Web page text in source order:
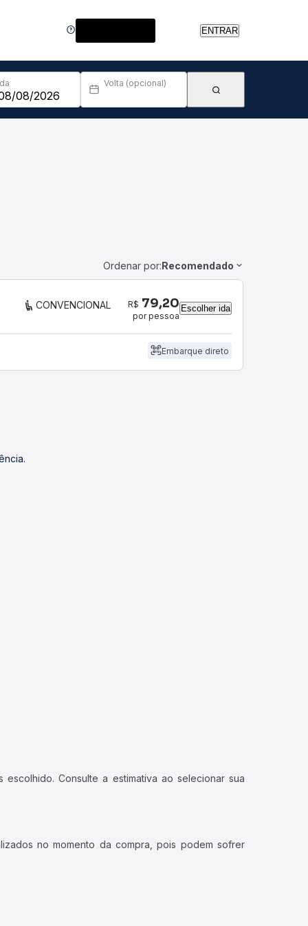
ENTRAR
Volta (opcional)
Ordenar por:Recomendado
CONVENCIONAL R$ 79,20
por pessoa
Escolher ida
Embarque direto
Consulte a estimativa ao selecionar sua
no momento da compra, pois podem sofrer